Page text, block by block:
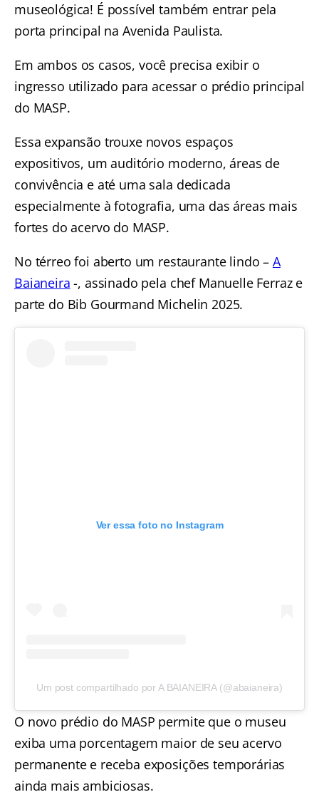
museológica! É possível também entrar pela
porta principal na Avenida Paulista.
Em ambos os casos, você precisa exibir o
ingresso utilizado para acessar o prédio principal
do MASP.
Essa expansão trouxe novos espaços
expositivos, um auditório moderno, áreas de
convivência e até uma sala dedicada
especialmente à fotografia, uma das áreas mais
fortes do acervo do MASP.
No térreo foi aberto um restaurante lindo – A
Baianeira -, assinado pela chef Manuelle Ferraz e
parte do Bib Gourmand Michelin 2025.
Ver essa foto no Instagram
Um post compartilhado por A BAIANEIRA (@abaianeira)
O novo prédio do MASP permite que o museu
exiba uma porcentagem maior de seu acervo
permanente e receba exposições temporárias
ainda mais ambiciosas.